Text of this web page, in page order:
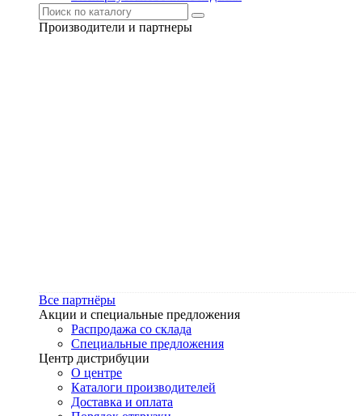
Производители и партнеры
Все партнёры
Акции и специальные предложения
Распродажа со склада
Специальные предложения
Центр дистрибуции
О центре
Каталоги производителей
Доставка и оплата